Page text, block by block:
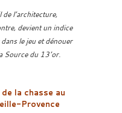
de l’architecture,
devient un indice
le jeu et dénouer
Source du 13’or.
la chasse au
Provence